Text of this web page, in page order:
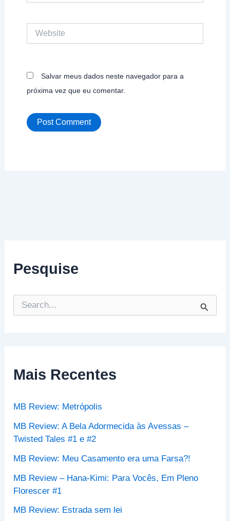
Pesquise
e
a
o
:
Mais Recentes
MB Review: Metrópolis
MB Review: A Bela Adormecida às Avessas –
Twisted Tales #1 e #2
MB Review: Meu Casamento era uma Farsa?!
MB Review – Hana-Kimi: Para Vocês, Em Pleno
Florescer #1
MB Review: Estrada sem lei
Salvar meus dados neste navegador para a
próxima vez que eu comentar.